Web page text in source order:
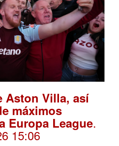
Aston Villa, así
máximos
Europa League.
15:06